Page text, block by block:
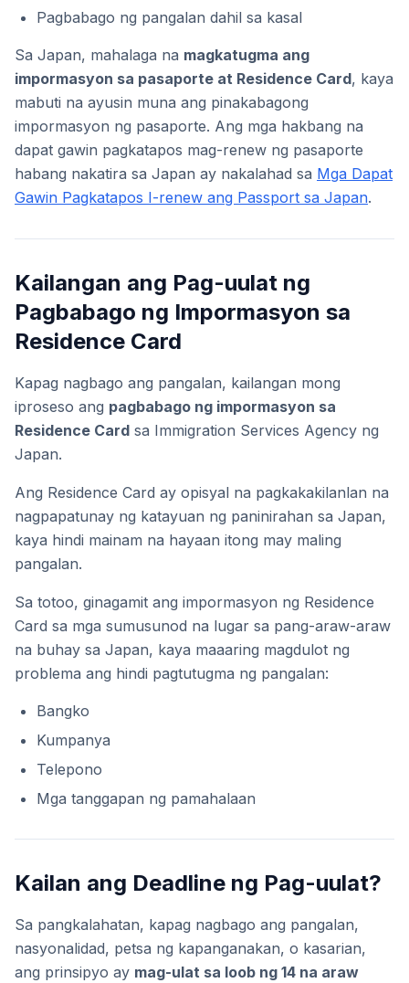
Pagbabago ng pangalan dahil sa kasal
Sa Japan, mahalaga na magkatugma ang
impormasyon sa pasaporte at Residence Card, kaya
mabuti na ayusin muna ang pinakabagong
impormasyon ng pasaporte. Ang mga hakbang na
dapat gawin pagkatapos mag-renew ng pasaporte
habang nakatira sa Japan ay nakalahad sa Mga Dapat
Gawin Pagkatapos I-renew ang Passport sa Japan.
Kailangan ang Pag-uulat ng
Pagbabago ng Impormasyon sa
Residence Card
Kapag nagbago ang pangalan, kailangan mong
iproseso ang pagbabago ng impormasyon sa
Residence Card sa Immigration Services Agency ng
Japan.
Ang Residence Card ay opisyal na pagkakakilanlan na
nagpapatunay ng katayuan ng paninirahan sa Japan,
kaya hindi mainam na hayaan itong may maling
pangalan.
Sa totoo, ginagamit ang impormasyon ng Residence
Card sa mga sumusunod na lugar sa pang-araw-araw
na buhay sa Japan, kaya maaaring magdulot ng
problema ang hindi pagtutugma ng pangalan:
Bangko
Kumpanya
Telepono
Mga tanggapan ng pamahalaan
Kailan ang Deadline ng Pag-uulat?
Sa pangkalahatan, kapag nagbago ang pangalan,
nasyonalidad, petsa ng kapanganakan, o kasarian,
ang prinsipyo ay mag-ulat sa loob ng 14 na araw